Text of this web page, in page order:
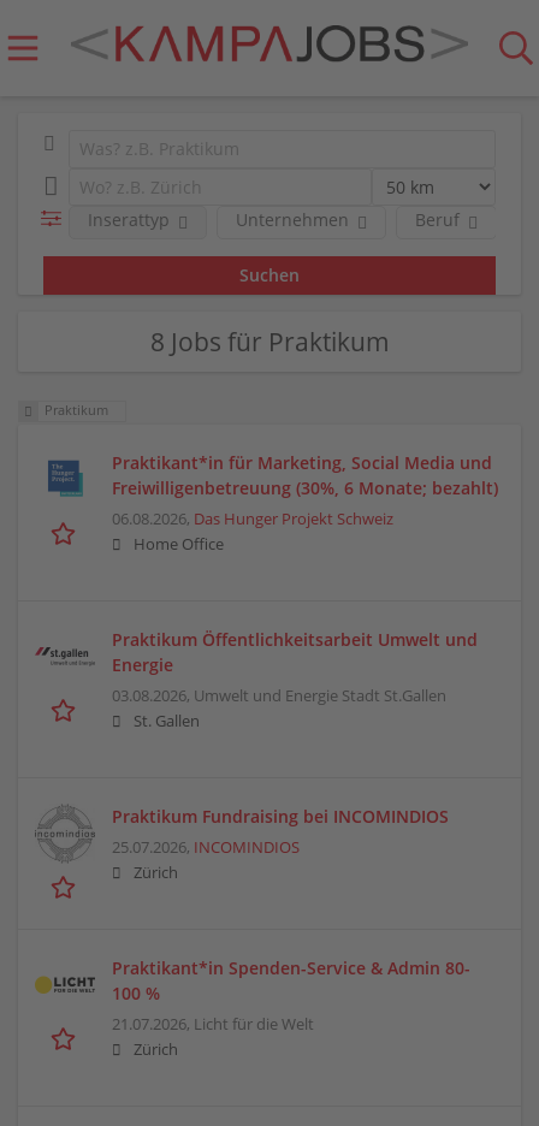
Inserattyp Unternehmen Beruf
8 Jobs für Praktikum
Praktikum
Praktikant*in für Marketing, Social Media und
Freiwilligenbetreuung (30%, 6 Monate; bezahlt)
06.08.2026, Das Hunger Projekt Schweiz
Home Office
Praktikum Öffentlichkeitsarbeit Umwelt und
Energie
03.08.2026, Umwelt und Energie Stadt St.Gallen
St. Gallen
Praktikum Fundraising bei INCOMINDIOS
25.07.2026, INCOMINDIOS
Zürich
Praktikant*in Spenden-Service & Admin 80-
100 %
21.07.2026, Licht für die Welt
Zürich